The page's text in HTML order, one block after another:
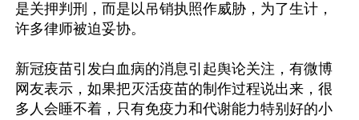
是关押判刑，而是以吊销执照作威胁，为了生计，
许多律师被迫妥协。
新冠疫苗引发白血病的消息引起舆论关注，有微博
网友表示，如果把灭活疫苗的制作过程说出来，很
多人会睡不着，只有免疫力和代谢能力特别好的小